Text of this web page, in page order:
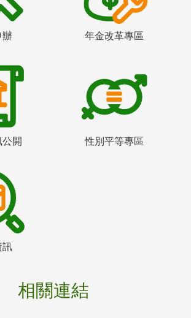
辦 年金改革專區
開 性別平等專區
訊
相關連結